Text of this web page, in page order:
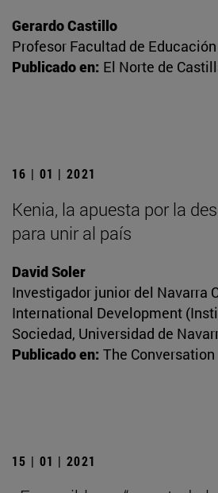
Gerardo Castillo
Profesor Facultad de
Publicado en: El Norte de
16 | 01 | 2021
Kenia, la apuesta por la
para unir al país
David Soler
Investigador junior del Navarra
International Development
Sociedad, Universidad de
Publicado en: The Conversation
15 | 01 | 2021